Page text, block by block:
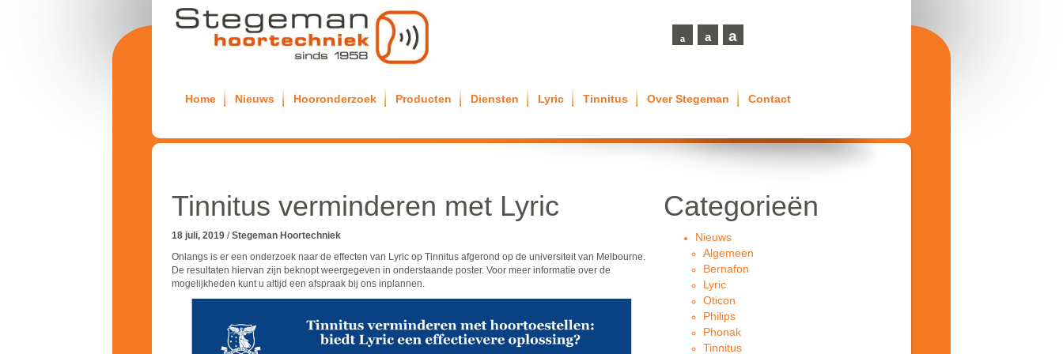
a a a
Home Nieuws Hooronderzoek Producten Diensten Lyric Tinnitus Over Stegeman Contact
Tinnitus verminderen met Lyric
18 juli, 2019 /Stegeman Hoortechniek
Onlangs is er een onderzoek naar de effecten van Lyric op Tinnitus afgerond op de universiteit van Melbourne.
De resultaten hiervan zijn beknopt weergegeven in onderstaande poster. Voor meer informatie over de
mogelijkheden kunt u altijd een afspraak bij ons inplannen.
Categorieën
Nieuws
Algemeen
Bernafon
Lyric
Oticon
Philips
Phonak
Tinnitus